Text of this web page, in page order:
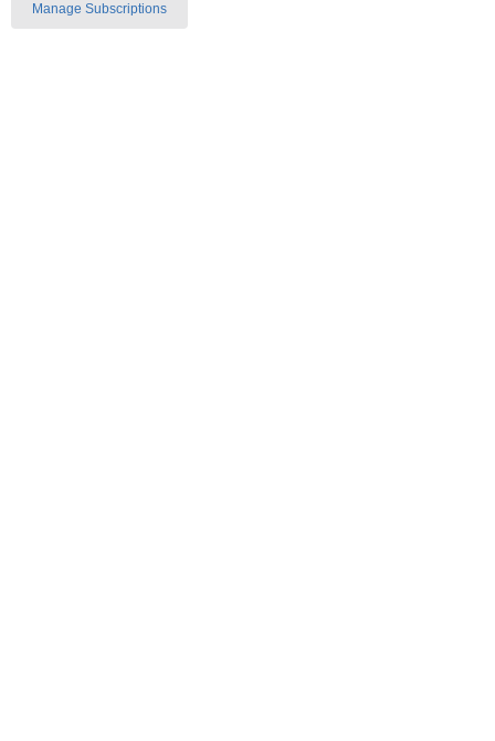
Manage Subscriptions